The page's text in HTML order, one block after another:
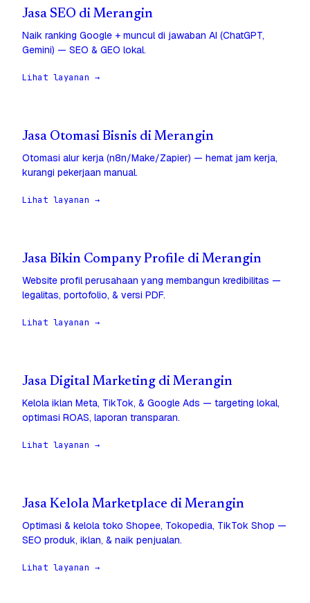
Jasa SEO di Merangin
Naik ranking Google + muncul di jawaban AI (ChatGPT,
Gemini) — SEO & GEO lokal.
Lihat layanan →
Jasa Otomasi Bisnis di Merangin
Otomasi alur kerja (n8n/Make/Zapier) — hemat jam kerja,
kurangi pekerjaan manual.
Lihat layanan →
Jasa Bikin Company Profile di Merangin
Website profil perusahaan yang membangun kredibilitas —
legalitas, portofolio, & versi PDF.
Lihat layanan →
Jasa Digital Marketing di Merangin
Kelola iklan Meta, TikTok, & Google Ads — targeting lokal,
optimasi ROAS, laporan transparan.
Lihat layanan →
Jasa Kelola Marketplace di Merangin
Optimasi & kelola toko Shopee, Tokopedia, TikTok Shop —
SEO produk, iklan, & naik penjualan.
Lihat layanan →